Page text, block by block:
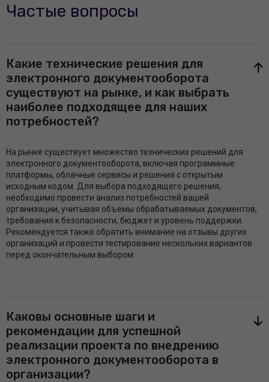
Частые вопросы
Какие технические решения для
электронного документооборота
существуют на рынке, и как выбрать
наиболее подходящее для наших
потребностей?
На рынке существует множество технических решений для
электронного документооборота, включая программные
платформы, облачные сервисы и решения с открытым
исходным кодом. Для выбора подходящего решения,
необходимо провести анализ потребностей вашей
организации, учитывая объемы обрабатываемых документов,
требования к безопасности, бюджет и уровень поддержки.
Рекомендуется также обратить внимание на отзывы других
организаций и провести тестирование нескольких вариантов
перед окончательным выбором.
Каковы основные шаги и
рекомендации для успешной
реализации проекта по внедрению
электронного документооборота в
организации?